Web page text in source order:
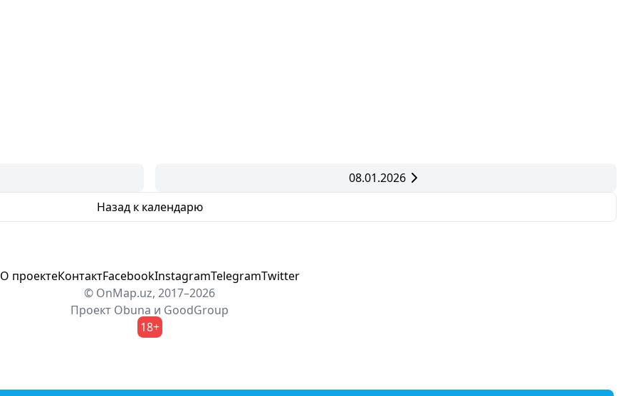
08.01.2026
Назад к календарю
О проектеКонтактFacebookInstagramTelegramTwitter
© OnMap.uz, 2017–2026
Проект Obuna и GoodGroup
18+